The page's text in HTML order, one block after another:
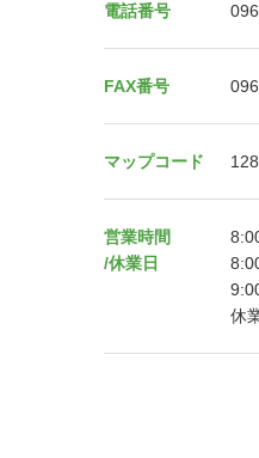
電話番号
FAX番号
マップコード
営業時間
/休業日
休